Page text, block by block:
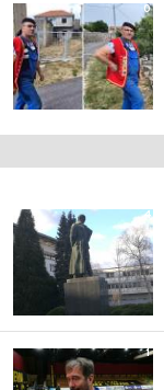
0
4
1